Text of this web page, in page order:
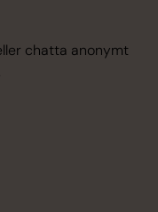
chatta anonymt